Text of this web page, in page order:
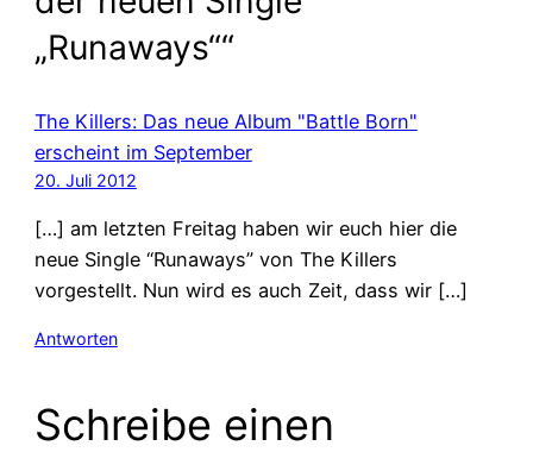
„Runaways““
The Killers: Das neue Album "Battle Born"
erscheint im September
20. Juli 2012
[…] am letzten Freitag haben wir euch hier die
neue Single “Runaways” von The Killers
vorgestellt. Nun wird es auch Zeit, dass wir […]
Antworten
Schreibe einen